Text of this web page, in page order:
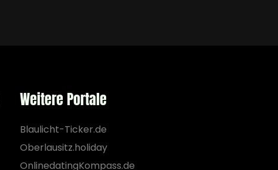
Weitere Portale
Blaulicht-Ticker.de
Oberlausitz.holiday
OnlinedatingKompass.de